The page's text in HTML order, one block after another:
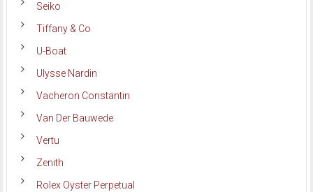
Seiko
Tiffany & Co
U-Boat
Ulysse Nardin
Vacheron Constantin
Van Der Bauwede
Vertu
Zenith
Rolex Oyster Perpetual